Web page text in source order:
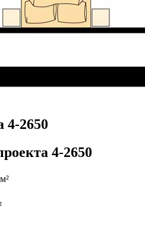
4-2650
4-2650